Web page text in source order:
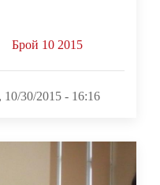
Брой 10 2015
10/30/2015 - 16:16